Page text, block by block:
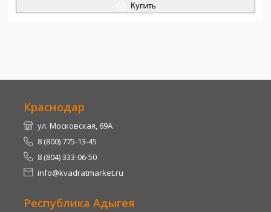
Купить
Краснодар
ул. Московская, 69А
8 (800) 775-13-45
8 (804) 333-06-50
info@kvadratmarket.ru
Республика Адыгея